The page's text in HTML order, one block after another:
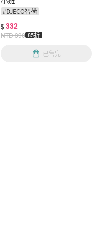
#DJECO智荷
$332
NTD390 85折
已售完